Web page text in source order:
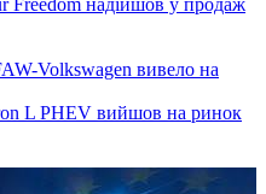
Freedom надійшов у продаж
L PHEV вийшов на ринок